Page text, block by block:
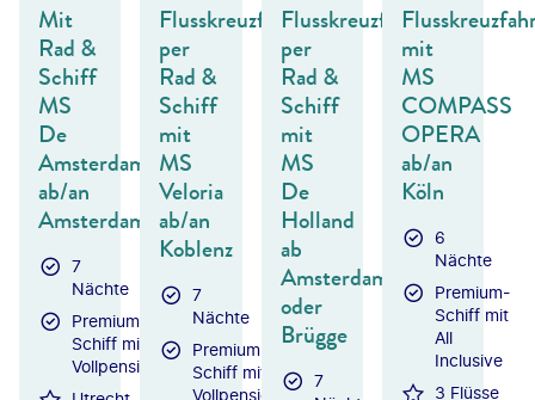
Mit
Rad &
Schiff
MS
De
Amsterdam
ab/an
Amsterdam
7
Nächte
Premium-
Schiff mit
Vollpension
Flusskreuzfahrt
per
Rad &
Schiff
mit
MS
Veloria
ab/an
Koblenz
7
Nächte
Premium-
Schiff mit
Vollpension
Flusskreuzfahrt
per
Rad &
Schiff
mit
MS
De
Holland
ab
Amsterdam
oder
Brügge
7
mit
MS
COMPASS
OPERA
ab/an
Köln
6
Nächte
Premium-
Schiff mit
All
Inclusive
3 Flüsse